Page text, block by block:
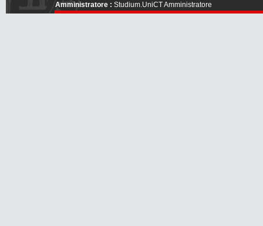
Amministratore : Studium.UniCT Amministratore